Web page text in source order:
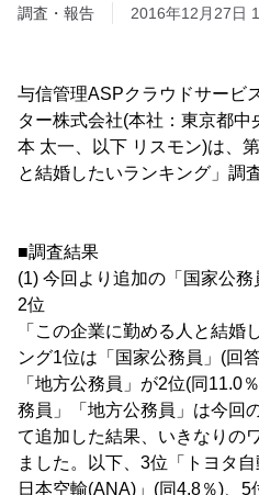
調査・報告
2016年12月27日
与信管理ASPクラウドサービ
ター株式会社(本社：東京都
本 太一、以下 リスモン)は、
と結婚したいランキング」調
■調査結果
(1) 今回より追加の「国家公務
2位
「この企業に勤める人と結婚
ング1位は「国家公務員」(回
「地方公務員」が2位(同11.0
務員」「地方公務員」は今回
て追加した結果、いきなりの
ました。以下、3位「トヨタ
日本空輸(ANA)」(同4.8％)、5